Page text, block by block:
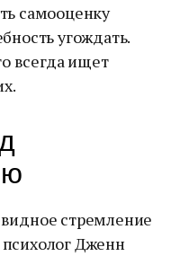
самооценку
угождать.
всегда ищет
стремление
Дженн